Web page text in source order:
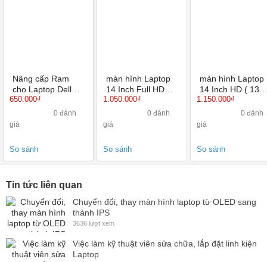
Nâng cấp Ram
cho Laptop Dell
Precision 7510
650.000₫
0 đánh
giá
So sánh
màn hình Laptop
14 Inch Full HD
1920X1080 TN
1.050.000₫
0 đánh
giá
So sánh
màn hình Laptop
14 Inch HD (
X 768 ) Led mỏng
1.150.000₫
0 đánh
giá
So sánh
Tin tức liên quan
Chuyển đổi, thay màn hình laptop từ OLED sang
thành IPS
3636 lượt xem
Việc làm kỹ thuật viên sửa chữa, lắp đặt linh kiện
Laptop